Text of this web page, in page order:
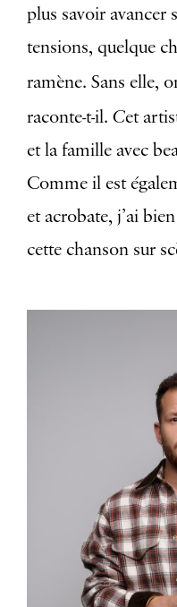
plus savoir avancer
tensions, quelque
ramène. Sans elle,
raconte-t-il. Cet
et la famille avec
Comme il est
et acrobate, j’ai
cette chanson sur